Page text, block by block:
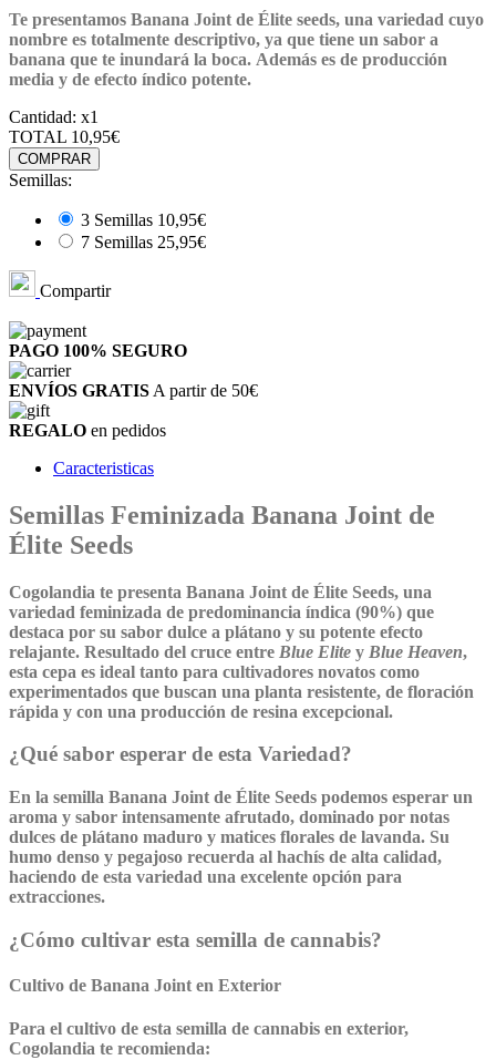
Te presentamos Banana Joint de Élite seeds, una variedad cuyo
nombre es totalmente descriptivo, ya que tiene un sabor a
banana que te inundará la boca. Además es de producción
media y de efecto índico potente.
Cantidad: x1
TOTAL 10,95€
COMPRAR
Semillas:
3 Semillas 10,95€
7 Semillas 25,95€
Compartir
PAGO 100% SEGURO
ENVÍOS GRATIS A partir de 50€
REGALO en pedidos
Caracteristicas
Semillas Feminizada Banana Joint de
Élite Seeds
Cogolandia te presenta Banana Joint de Élite Seeds, una
variedad feminizada de predominancia índica (90%) que
destaca por su sabor dulce a plátano y su potente efecto
relajante. Resultado del cruce entre Blue Elite y Blue Heaven,
esta cepa es ideal tanto para cultivadores novatos como
experimentados que buscan una planta resistente, de floración
rápida y con una producción de resina excepcional.
¿Qué sabor esperar de esta Variedad?
En la semilla Banana Joint de Élite Seeds podemos esperar un
aroma y sabor intensamente afrutado, dominado por notas
dulces de plátano maduro y matices florales de lavanda. Su
humo denso y pegajoso recuerda al hachís de alta calidad,
haciendo de esta variedad una excelente opción para
extracciones.
¿Cómo cultivar esta semilla de cannabis?
Cultivo de Banana Joint en Exterior
Para el cultivo de esta semilla de cannabis en exterior,
Cogolandia te recomienda: